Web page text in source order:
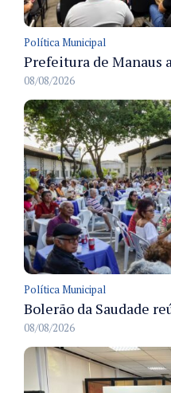
Política Municipal
08/08/2026
Política Municipal
08/08/2026